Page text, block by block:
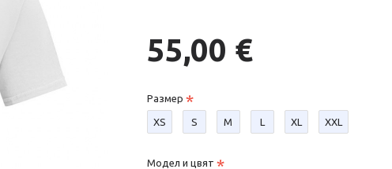
55,00 €
Размер
XS S М L XL XXL
Модел и цвят